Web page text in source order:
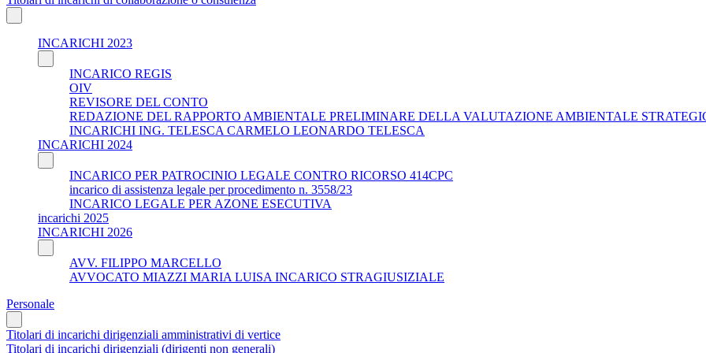
INCARICHI 2023
INCARICO REGIS
OIV
REVISORE DEL CONTO
REDAZIONE DEL RAPPORTO AMBIENTALE PRELIMINARE DELLA VALUTAZIONE AMBIENTALE
INCARICHI ING. TELESCA CARMELO LEONARDO TELESCA
INCARICHI 2024
INCARICO PER PATROCINIO LEGALE CONTRO RICORSO 414CPC
incarico di assistenza legale per procedimento n. 3558/23
INCARICO LEGALE PER AZONE ESECUTIVA
incarichi 2025
INCARICHI 2026
AVV. FILIPPO MARCELLO
AVVOCATO MIAZZI MARIA LUISA INCARICO STRAGIUSIZIALE
Personale
Titolari di incarichi dirigenziali amministrativi di vertice
Titolari di incarichi dirigenziali (dirigenti non generali)